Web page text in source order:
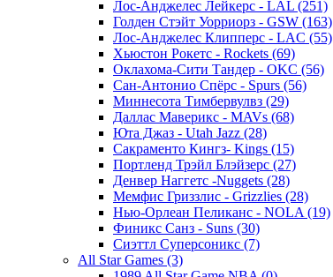
Лос-Анджелес Лейкерс - LAL (251)
Голден Стэйт Уорриорз - GSW (163)
Лос-Анджелес Клипперс - LAC (55)
Хьюстон Рокетс - Rockets (69)
Оклахома-Сити Тандер - OKC (56)
Сан-Антонио Спёрс - Spurs (56)
Миннесота Тимбервулвз (29)
Даллас Маверикс - MAVs (68)
Юта Джаз - Utah Jazz (28)
Сакраменто Кингз- Kings (15)
Портленд Трэйл Блэйзерс (27)
Денвер Наггетс -Nuggets (28)
Мемфис Гриззлис - Grizzlies (28)
Нью-Орлеан Пеликанс - NOLA (19)
Финикс Санз - Suns (30)
Сиэттл Суперсоникс (7)
All Star Games (3)